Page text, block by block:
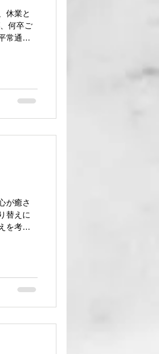
休業と
何卒ご
常通り
事
が癒さ
替えに
を考え
い日本
介しま
として
、その
られて